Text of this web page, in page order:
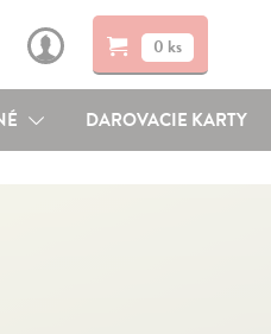
0 ks
DAROVACIE KARTY